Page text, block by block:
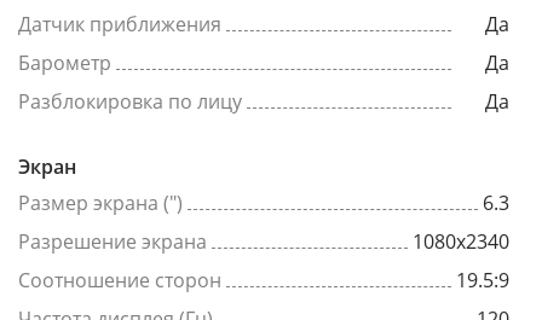
Датчик приближения
Да
Барометр
Да
Разблокировка по лицу
Да
Экран
Размер экрана (")
6.3
Разрешение экрана
1080x2340
Соотношение сторон
19.5:9